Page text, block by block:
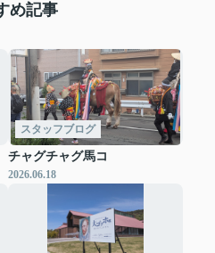
め記事
スタッフブログ
チャグチャグ馬コ
2026.06.18